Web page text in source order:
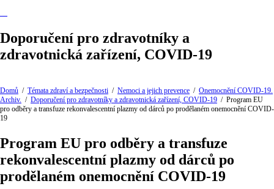
Doporučení pro zdravotníky a
zdravotnická zařízení, COVID-19
Domů / Témata zdraví a bezpečnosti / Nemoci a jejich prevence / Onemocnění COVID-19.
Archiv. / Doporučení pro zdravotníky a zdravotnická zařízení, COVID-19 / Program EU
pro odběry a transfuze rekonvalescentní plazmy od dárců po prodělaném onemocnění COVID-
19
Program EU pro odběry a transfuze
rekonvalescentní plazmy od dárců po
prodělaném onemocnění COVID-19